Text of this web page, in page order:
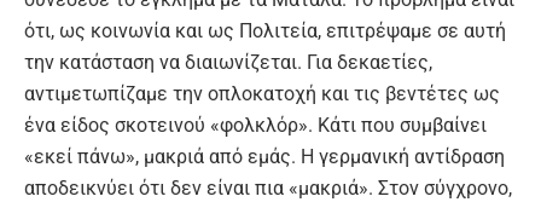
ότι, ως κοινωνία και ως Πολιτεία, επιτρέψαμε σε αυτή
την κατάσταση να διαιωνίζεται. Για δεκαετίες,
αντιμετωπίζαμε την οπλοκατοχή και τις βεντέτες ως
ένα είδος σκοτεινού «φολκλόρ». Κάτι που συμβαίνει
«εκεί πάνω», μακριά από εμάς. Η γερμανική αντίδραση
αποδεικνύει ότι δεν είναι πια «μακριά». Στον σύγχρονο,